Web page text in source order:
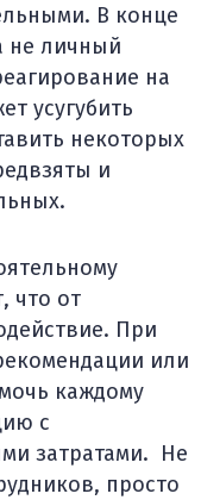
В конце
не личный
на
усугубить
некоторых
и
что от
При
или
каждому
с
затратами. Не
просто